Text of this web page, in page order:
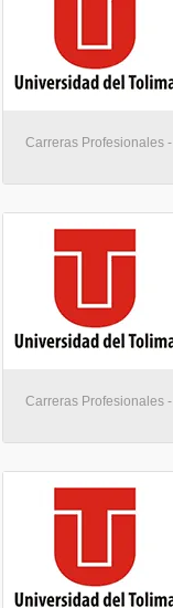
Carreras Profesionales
Carreras Profesionales